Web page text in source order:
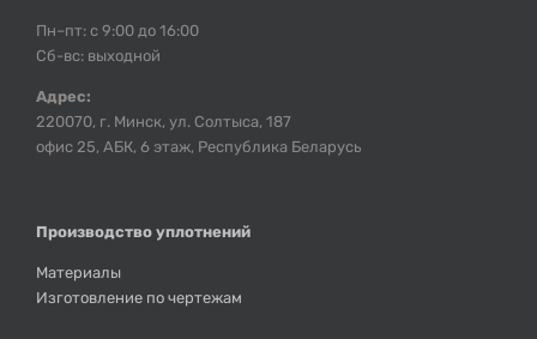
Пн–пт: с 9:00 до 16:00
Сб-вс: выходной
Адрес:
220070, г. Минск, ул. Солтыса, 187
офис 25, АБК, 6 этаж, Республика Беларусь
Производство уплотнений
Материалы
Изготовление по чертежам